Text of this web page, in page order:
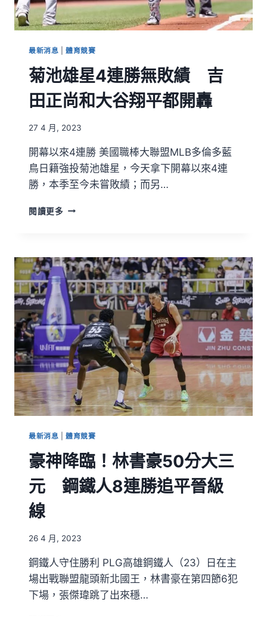
最新消息 |體育競賽
菊池雄星4連勝無敗績 吉
田正尚和大谷翔平都開轟
27 4 月, 2023
開幕以來4連勝 美國職棒大聯盟MLB多倫多藍
鳥日籍強投菊池雄星，今天拿下開幕以來4連
勝，本季至今未嘗敗績；而另…
閱讀更多
最新消息 |體育競賽
豪神降臨！林書豪50分大三
元 鋼鐵人8連勝追平晉級
線
26 4 月, 2023
鋼鐵人守住勝利 PLG高雄鋼鐵人（23）日在主
場出戰聯盟龍頭新北國王，林書豪在第四節6犯
下場，張傑瑋跳了出來穩…